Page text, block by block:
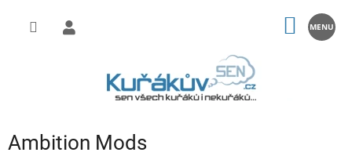
KOŠÍK
Ambition Mods